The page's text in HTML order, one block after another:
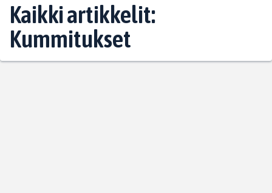
Kaikki artikkelit:
Kummitukset